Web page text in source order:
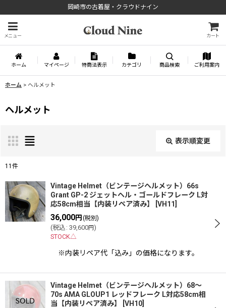
岡崎市の古着屋・クラウドナイン
メニュー カート
ホーム マイページ 特商法表示 カテゴリ 商品検索 ご利用案内
ホーム > ヘルメット
ヘルメット
表示順変更
表示数:
並び順:
11 件
Vintage Helmet（ビンテージヘルメット）66s
Grant GP-2 ジェットヘル・ゴールドフレーク L対
応58cm相当【内装リペア済み】
VH11
36,000円 (税別)
(税込 : 39,600円)
STOCK△
※内装リペア代「込み」の価格になります。
Vintage Helmet（ビンテージヘルメット）68〜
70s AMA GLOUP1 レッドフレーク L対応58cm相
当【内装リペア済み】
VH10